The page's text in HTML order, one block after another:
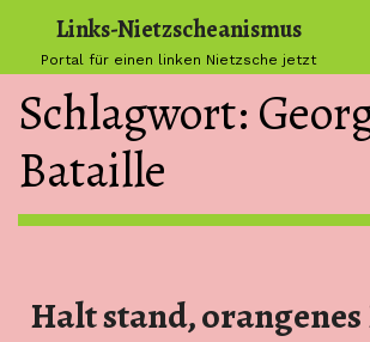
content
Links-Nietzscheanismus
Portal für einen linken Nietzsche jetzt
Schlagwort:
Bataille
Halt stand,